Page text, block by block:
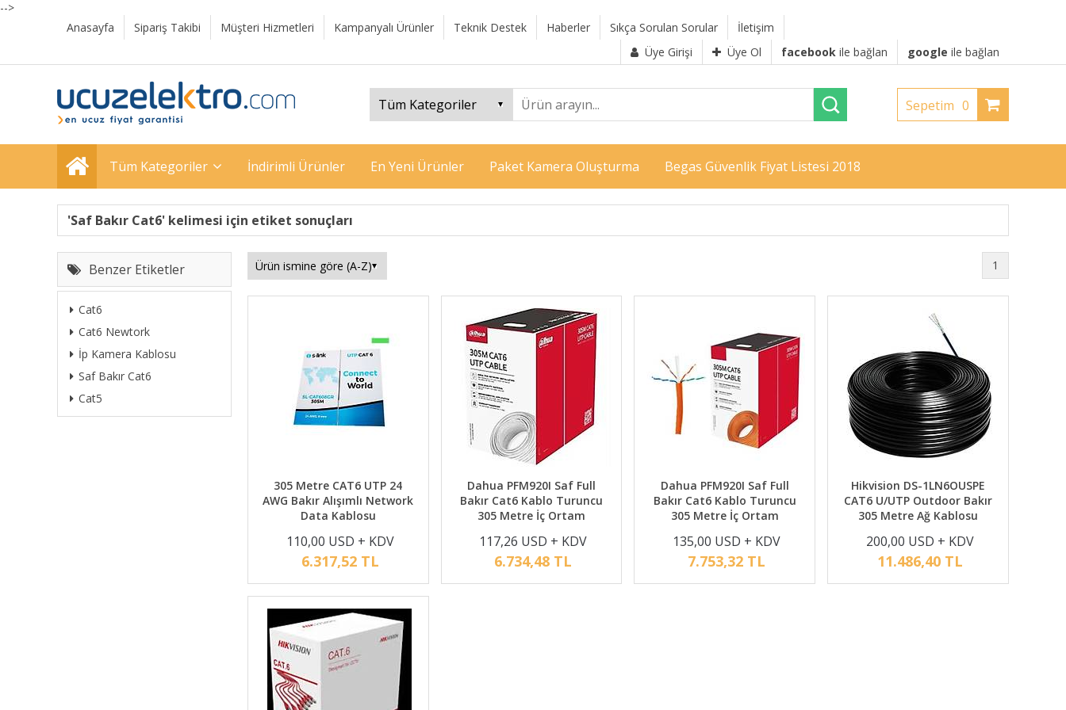
-->
Anasayfa
Sipariş Takibi Müşteri Hizmetleri Kampanyalı Ürünler Teknik Destek Haberler Sıkça Sorulan Sorular
İletişim
Üye Girişi
Üye Ol facebook ile bağlan google ile bağlan
Sepetim 0
Tüm Kategoriler İndirimli Ürünler En Yeni Ürünler Paket Kamera Oluşturma Begas Güvenlik Fiyat Listesi 2018
'Saf Bakır Cat6' kelimesi için etiket sonuçları
Benzer Etiketler
Cat6
Cat6 Newtork
İp Kamera Kablosu
Saf Bakır Cat6
Cat5
1
305 Metre CAT6 UTP 24
AWG Bakır Alışımlı Network
Data Kablosu
110,00 USD + KDV
6.317,52 TL
Dahua PFM920I Saf Full
Bakır Cat6 Kablo Turuncu
305 Metre İç Ortam
117,26 USD + KDV
6.734,48 TL
Dahua PFM920I Saf Full
Bakır Cat6 Kablo Turuncu
305 Metre İç Ortam
135,00 USD + KDV
7.753,32 TL
Hikvision DS-1LN6OUSPE
CAT6 U/UTP Outdoor Bakır
305 Metre Ağ Kablosu
200,00 USD + KDV
11.486,40 TL